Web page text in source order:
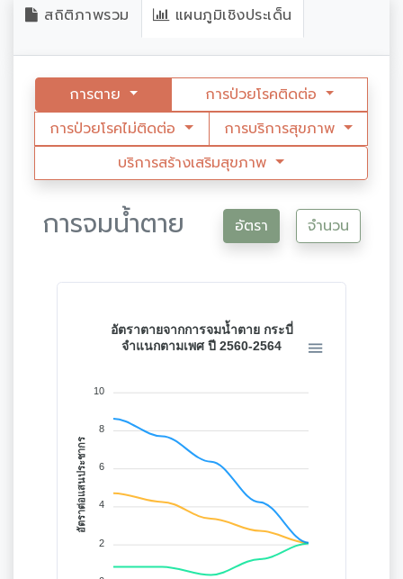
สถิติภาพรวม แผนภูมิเชิงประเด็น
การตาย
การป่วยโรคติดต่อ
การป่วยโรคไม่ติดต่อ
การบริการสุขภาพ
บริการสร้างเสริมสุขภาพ
การจมน้ำตาย อัตรา จำนวน